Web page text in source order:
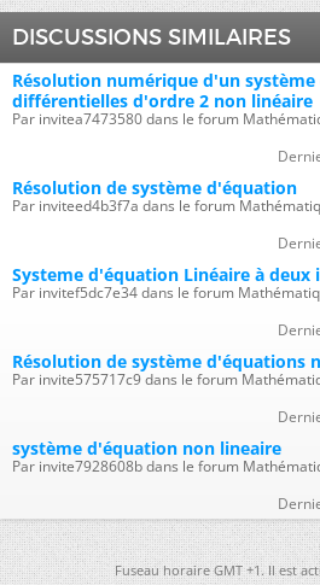
DISCUSSIONS SIMILAIRES
Résolution numérique d'un
différentielles d'ordre 2 non linéaire
Par invitea7473580 dans le forum
Résolution de système d'équation
Par inviteed4b3f7a dans le forum
Systeme d'équation Linéaire à deux
Par invitef5dc7e34 dans le forum
Résolution de système d'équations
Par invite575717c9 dans le forum
système d'équation non lineaire
Par invite7928608b dans le forum
Fuseau horaire GMT +1. Il est